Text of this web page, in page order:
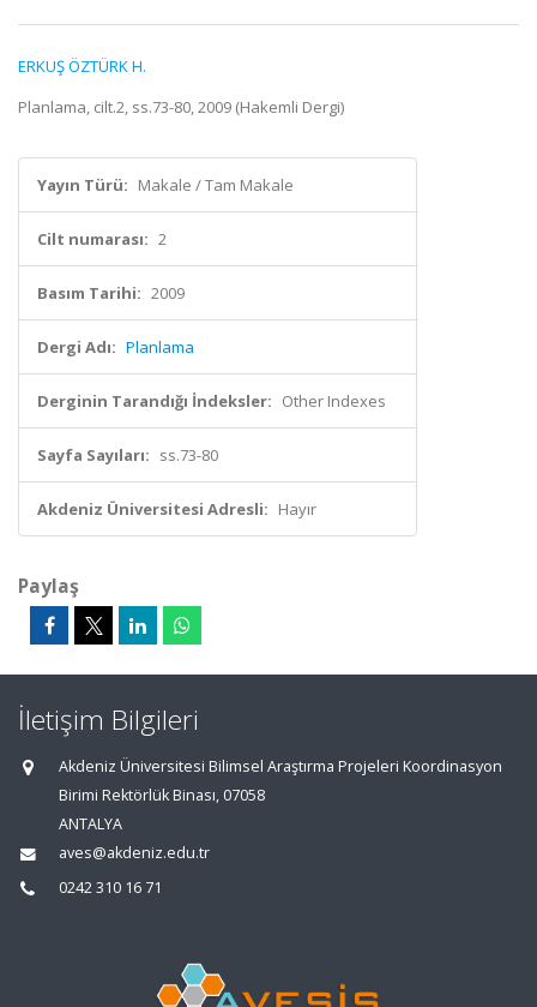
ERKUŞ ÖZTÜRK H.
Planlama, cilt.2, ss.73-80, 2009 (Hakemli Dergi)
Yayın Türü: Makale / Tam Makale
Cilt numarası: 2
Basım Tarihi: 2009
Dergi Adı: Planlama
Derginin Tarandığı İndeksler: Other Indexes
Sayfa Sayıları: ss.73-80
Akdeniz Üniversitesi Adresli: Hayır
Paylaş
İletişim Bilgileri
Akdeniz Üniversitesi Bilimsel Araştırma Projeleri Koordinasyon
Birimi Rektörlük Binası, 07058
ANTALYA
aves@akdeniz.edu.tr
0242 310 16 71